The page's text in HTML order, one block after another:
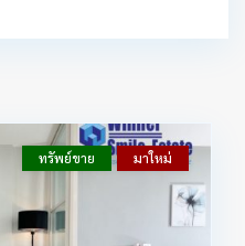
ทรัพย์ขาย มาใหม่